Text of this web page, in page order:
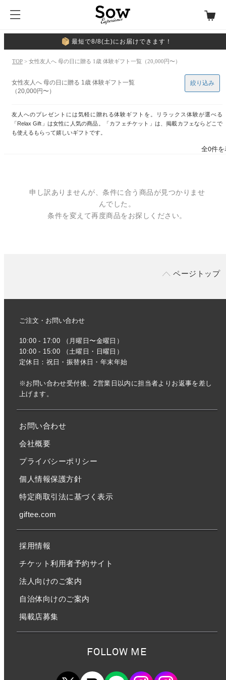
最短で8/8(土)にお届けできます！
TOP > 女性友人へ 母の日に贈る 1歳 体験ギフト一覧（20,000円〜）
女性友人へ 母の日に贈る 1歳 体験ギフト一覧
（20,000円〜）
友人へのプレゼントには気軽に贈れる体験ギフトを。リラックス体験が選べる
「Relax Gift」は女性に人気の商品。「カフェチケット」は、掲載カフェならどこで
も使えるもらって嬉しいギフトです。
絞り込み
全0件
申し訳ありませんが、条件に合う商品が見つかりませ
んでした。
条件を変えて再度商品をお探しください。
ページトップ
ご注文・お問い合わせ
10:00 - 17:00 （月曜日〜金曜日）
10:00 - 15:00 （土曜日・日曜日）
定休日：祝日・振替休日・年末年始
※お問い合わせ受付後、2営業日以内に担当者よりお返事を差し
上げます。
お問い合わせ
会社概要
プライバシーポリシー
個人情報保護方針
特定商取引法に基づく表示
giftee.com
採用情報
チケット利用者予約サイト
法人向けのご案内
自治体向けのご案内
掲載店募集
FOLLOW ME